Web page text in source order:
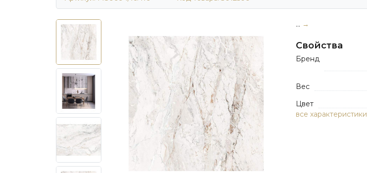
... →
Свойства
Бренд
Вес
Цвет
все характеристики